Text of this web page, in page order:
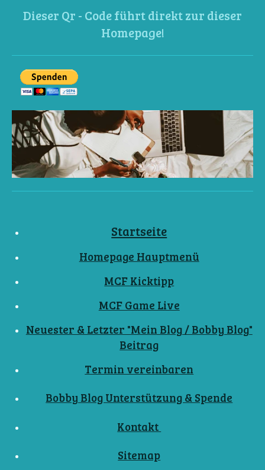
Dieser Qr - Code führt direkt zur dieser
Homepage!
Startseite
Homepage Hauptmenü
MCF Kicktipp
MCF Game Live
Neuester & Letzter "Mein Blog / Bobby Blog"
Beitrag
Termin vereinbaren
Bobby Blog Unterstützung & Spende
Kontakt
Sitemap